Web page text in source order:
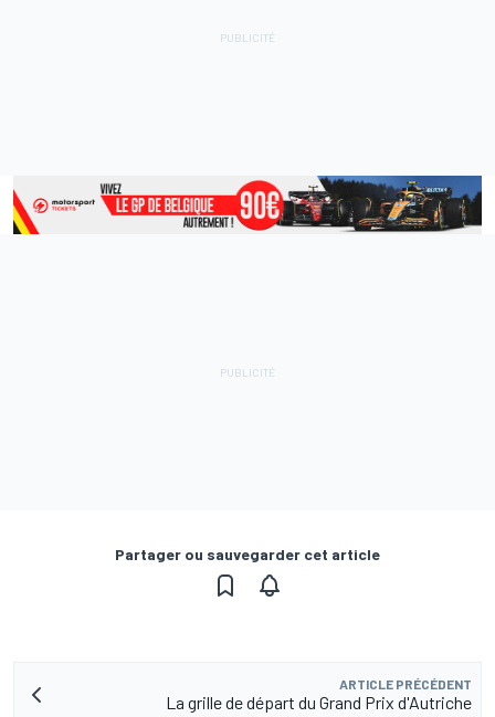
Partager ou sauvegarder cet article
ARTICLE PRÉCÉDENT
La grille de départ du Grand Prix d'Autriche